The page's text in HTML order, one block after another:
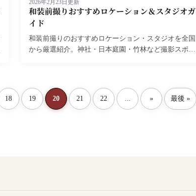
2026年2月23日更新
和装前撮りおすすめロケーション＆スタジオガ
イド
和装前撮りのおすすめロケーション・スタジオを全国
から厳選紹介。神社・日本庭園・竹林など撮影スポッ
18 19 20 21 22 ... » 最後 »